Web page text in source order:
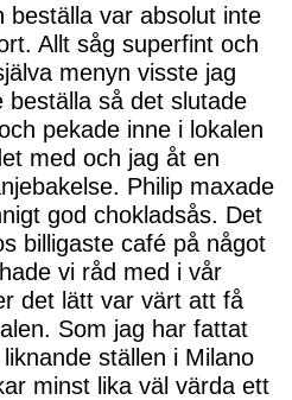
beställa var absolut inte
Allt såg superfint och
menyn visste jag
beställa så det slutade
pekade inne i lokalen
med och jag åt en
Philip maxade
god chokladsås. Det
billigaste café på något
vi råd med i vår
det lätt var värt att få
Som jag har fattat
ställen i Milano
minst lika väl värda ett